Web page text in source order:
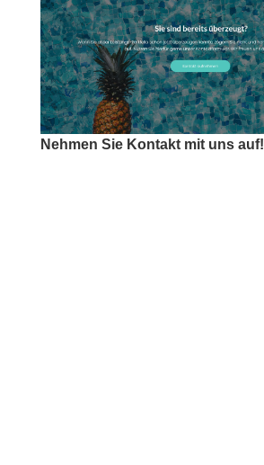
Nehmen Sie Kontakt mit uns auf!